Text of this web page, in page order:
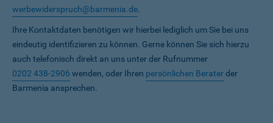
werbewiderspruch@barmenia.de.
Ihre Kontaktdaten benötigen wir hierbei lediglich um Sie bei uns
eindeutig identifizieren zu können. Gerne können Sie sich hierzu
auch telefonisch direkt an uns unter der Rufnummer
0202 438-2906 wenden, oder Ihren persönlichen Beraterder
Barmenia ansprechen.